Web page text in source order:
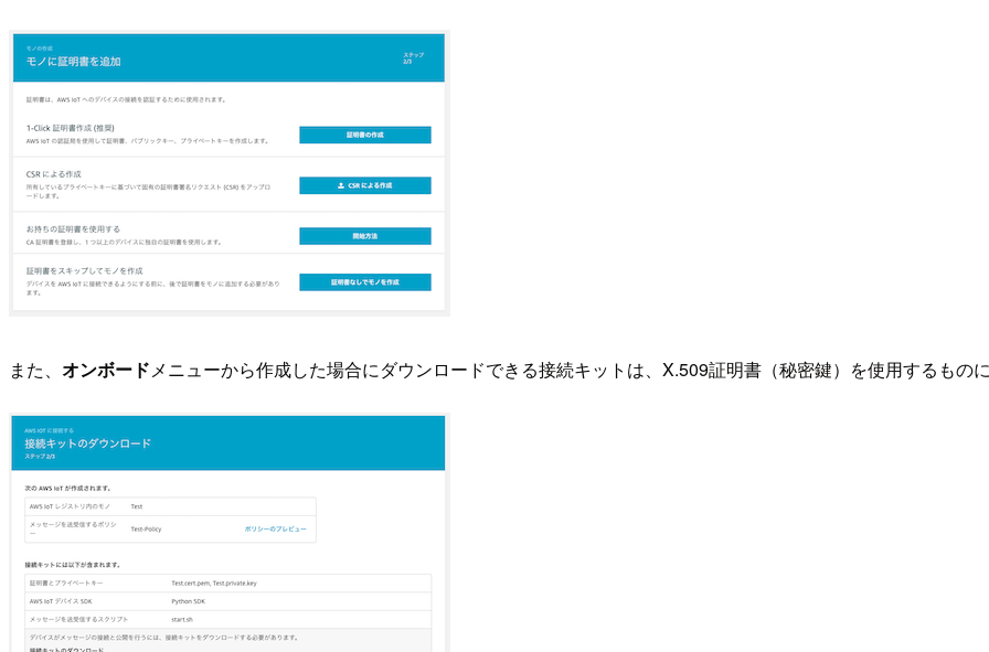
また、 オンボードメニューから作成した場合にダウンロードできる接続キットは、X.509証明書（秘密鍵）を使用するものに